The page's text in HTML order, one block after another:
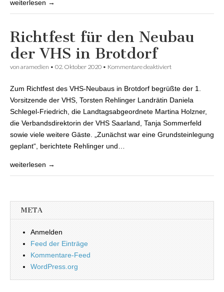
weiterlesen →
Richtfest für den Neubau
der VHS in Brotdorf
von aramedien • 02. Oktober 2020 • Kommentare deaktiviert
Zum Richtfest des VHS-Neubaus in Brotdorf begrüßte der 1.
Vorsitzende der VHS, Torsten Rehlinger Landrätin Daniela
Schlegel-Friedrich, die Landtagsabgeordnete Martina Holzner,
die Verbandsdirektorin der VHS Saarland, Tanja Sommerfeld
sowie viele weitere Gäste. „Zunächst war eine Grundsteinlegung
geplant“, berichtete Rehlinger und…
weiterlesen →
META
Anmelden
Feed der Einträge
Kommentare-Feed
WordPress.org